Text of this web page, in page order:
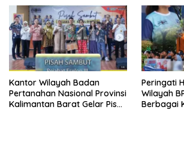
Kantor Wilayah Badan
Pertanahan Nasional Provinsi
Kalimantan Barat Gelar Pisah
Peringati
Wilayah
Berbagai